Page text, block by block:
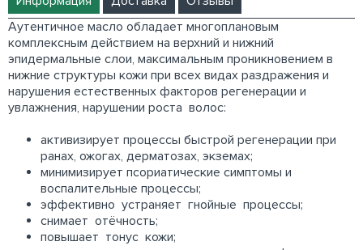
Аутентичное масло обладает многоплановым
комплексным действием на верхний и нижний
эпидермальные слои, максимальным проникновением в
нижние структуры кожи при всех видах раздражения и
нарушения естественных факторов регенерации и
увлажнения, нарушении роста волос:
активизирует процессы быстрой регенерации при
ранах, ожогах, дерматозах, экземах;
минимизирует псориатические симптомы и
воспалительные процессы;
эффективно устраняет гнойные процессы;
снимает отёчность;
повышает тонус кожи;